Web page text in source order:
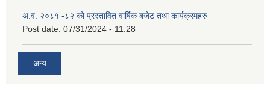
अ.व. २०८१ -८२ को प्रस्तावित वार्षिक बजेट तथा कार्यक्रमहरु
Post date: 07/31/2024 - 11:28
अन्य